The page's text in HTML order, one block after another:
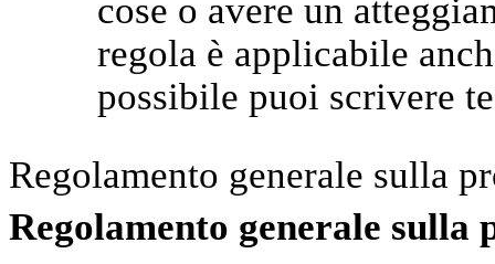
cose o avere un
regola è applicabile
possibile puoi scrivere
Regolamento generale sulla
Regolamento generale sulla